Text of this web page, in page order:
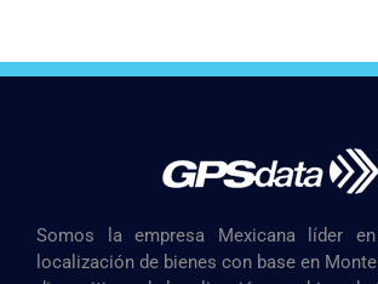
Somos la empresa Mexicana líder
localización de bienes con base en